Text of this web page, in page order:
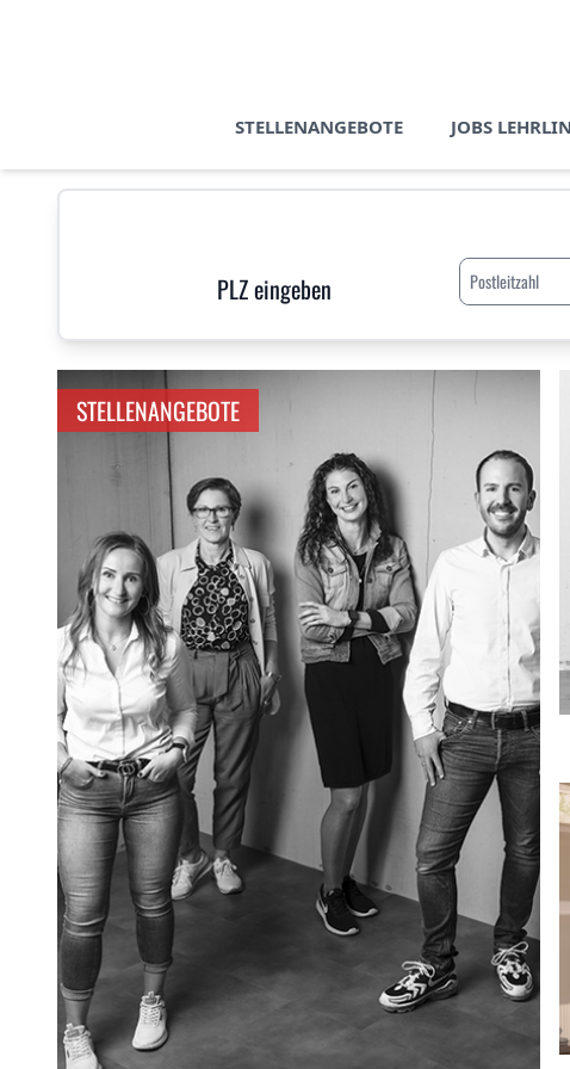
STELLENANGEBOTE JOBS
PLZ eingeben Postleitzahl
STELLENANGEBOTE